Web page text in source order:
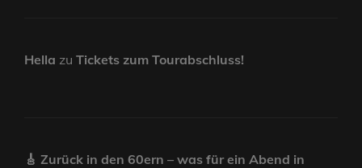
Hella zu Tickets zum Tourabschluss!
🎸 Zurück in den 60ern – was für ein Abend in